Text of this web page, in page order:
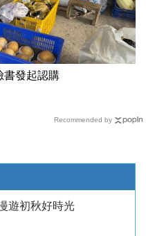
發起認購
Recommended by
遊初秋好時光